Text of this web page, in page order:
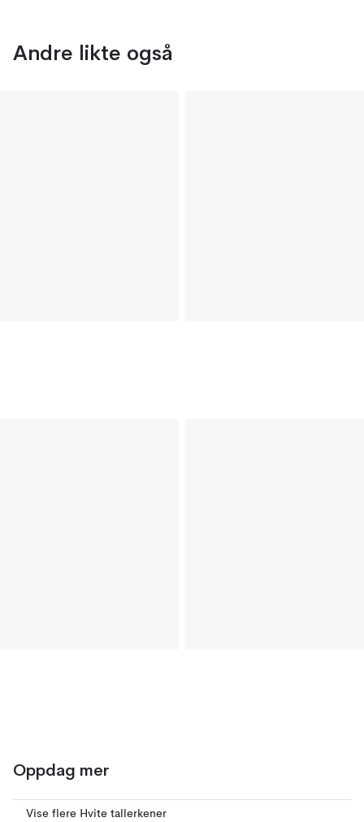
Andre likte også
Oppdag mer
Vise flere Hvite tallerkener